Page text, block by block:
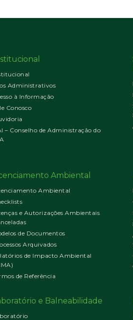
Administrativos
à Informação
Conosco
– Conselho de Administração do
Ambiental
Ambiental
e Autorizações Ambientais
de Documentos
Arquivados
de Impacto Ambiental
de Referência
e Balneabilidade